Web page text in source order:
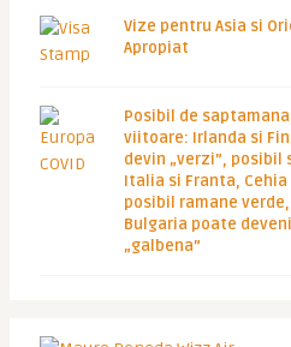
Vize pentru Asia si
Apropiat
Posibil de saptamana
viitoare: Irlanda si
devin „verzi”, posibil
Italia si Franta, Cehia
posibil ramane
Bulgaria poate deveni
„galbena”